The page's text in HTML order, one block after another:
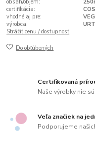
obsah/objem:
certifikácia:
vhodné aj pre:
výrobca:
Strážiť cenu / dostupnosť
Do obľúbených
Certifikovaná
Naše výrobky nie
Veľa značiek na
Podporujeme